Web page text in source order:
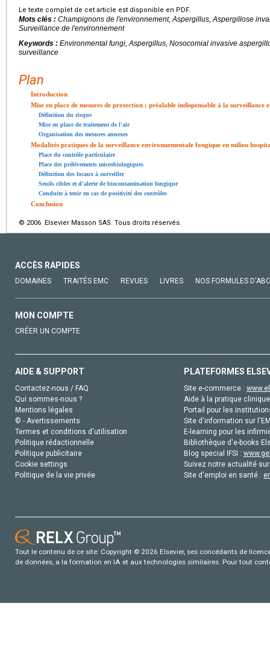
Le texte complet de cet article est disponible en PDF.
Mots clés : Champignons de l'environnement, Aspergillus , Aspergillose
Surveillance de l'environnement
Keywords : Environmental fungi, Aspergillus , Nosocomial invasive
surveillance
Plan
Introduction
Mise en place de mesures de protection : préalable indispensable à la surveillance
Définition du risque
Mise en place de traitement de l'air
Organisation des mesures annexes
Modalités pratiques de la surveillance environnementale fongique en milieu
Place du contrôle particulaire
Place des prélèvements microbiologiques
Définition des locaux à surveiller
Seuils cibles et d'alerte de biocontamination fongique
Conduite à tenir en cas de positivité des contrôles
Conclusion
© 2006 Elsevier Masson SAS. Tous droits réservés.
ACCÈS RAPIDES
DOMAINES TRAITÉS EMC REVUES LIVRES NOS FORMULES
MON COMPTE
CRÉER UN COMPTE
AIDE & SUPPORT
Contactez-nous / FAQ
Qui sommes-nous ?
Mentions légales
© - Avertissements
Termes et conditions d'utilisation
Politique rédactionnelle
Politique publicitaire
Cookie settings
Politique de la vie privée
PLATEFORMES
Site e-commerce :
Aide à la pratique
Portail pour les
Site d'information sur
E-learning pour les
Bibliothèque d'e-books
Blog special IFSI :
Suivez notre actualité
Site d'emploi en santé :
Tout le contenu de ce site: Copyright © 2026 Elsevier, ses concédants de
de données, a la formation en IA et aux technologies similaires. Pour tout